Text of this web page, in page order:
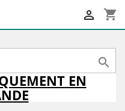
shopping_cart


EN